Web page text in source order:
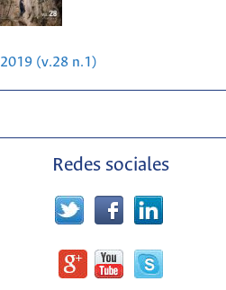
2019 (v.28 n.1)
Redes sociales